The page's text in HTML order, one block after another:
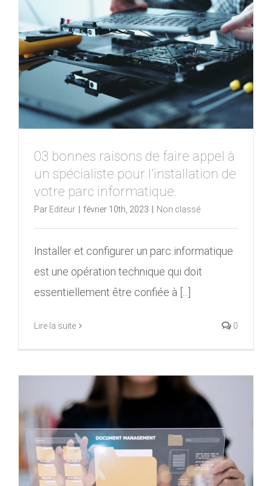
03 bonnes raisons de faire appel à
un spécialiste pour l’installation de
votre parc informatique.
Par Editeur février 10th, 2023 Non classé
Installer et configurer un parc informatique
est une opération technique qui doit
essentiellement être confiée à [...]
Lire la suite 0